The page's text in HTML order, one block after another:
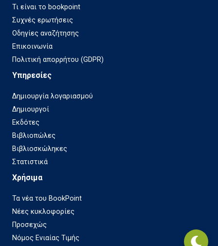
Τι είναι το bookpoint
Συχνές ερωτήσεις
Οδηγίες αναζήτησης
Επικοινωνία
Πολιτική απορρήτου (GDPR)
Υπηρεσίες
Δημιουργία λογαριασμού
Δημιουργοί
Εκδότες
Βιβλιοπώλες
Βιβλιοσκώληκες
Στατιστικά
Χρήσιμα
Τα νέα του BookPoint
Νέες κυκλοφορίες
Προσεχώς
Νόμος Ενιαίας Τιμής